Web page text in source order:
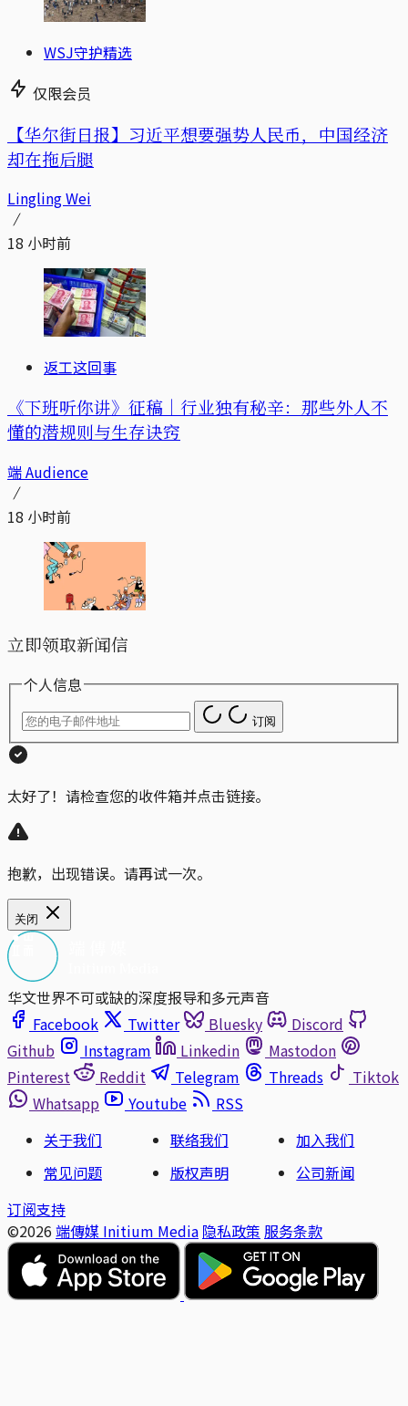
WSJ守护精选
仅限会员
【华尔街日报】习近平想要强势人民币，中国经济
却在拖后腿
Lingling Wei
18 小时前
返工这回事
《下班听你讲》征稿｜行业独有秘辛：那些外人不
懂的潜规则与生存诀窍
端 Audience
18 小时前
立即领取新闻信
个人信息
订阅
太好了！请检查您的收件箱并点击链接。
抱歉，出现错误。请再试一次。
关闭
华文世界不可或缺的深度报导和多元声音
Facebook
Twitter Bluesky
Discord
Github
Instagram Linkedin
Mastodon
Pinterest
Reddit Telegram Threads
Tiktok
Whatsapp
Youtube
RSS
关于我们
联络我们
加入我们
常见问题
版权声明
公司新闻
订阅支持
©2026 端傳媒 Initium Media 隐私政策 服务条款